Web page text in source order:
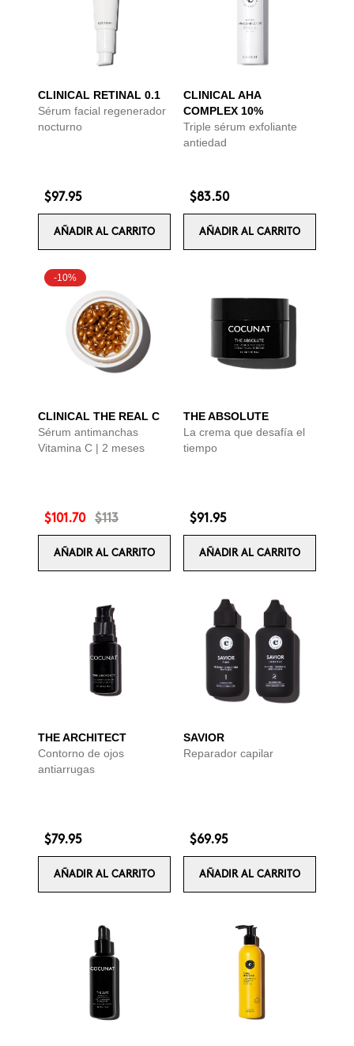
CLINICAL RETINAL 0.1
Sérum facial regenerador
nocturno
$97.95
AÑADIR AL CARRITO
CLINICAL AHA
COMPLEX 10%
Triple sérum exfoliante
antiedad
$83.50
AÑADIR AL CARRITO
-10%
CLINICAL THE REAL C
Sérum antimanchas
Vitamina C | 2 meses
$101.70 $113
AÑADIR AL CARRITO
THE ABSOLUTE
La crema que desafía el
tiempo
$91.95
AÑADIR AL CARRITO
THE ARCHITECT
Contorno de ojos
antiarrugas
$79.95
AÑADIR AL CARRITO
SAVIOR
Reparador capilar
$69.95
AÑADIR AL CARRITO